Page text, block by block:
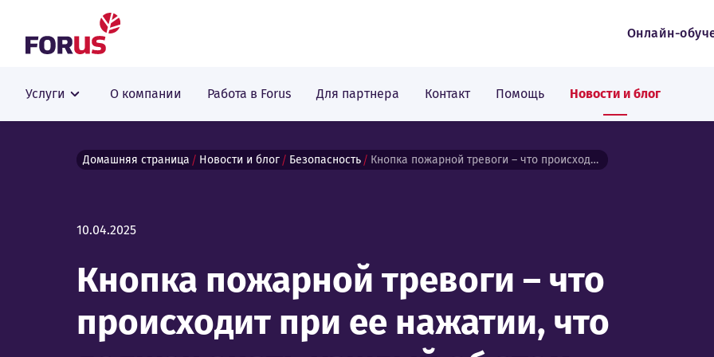
Онлайн-
Услуги О компании Работа в Forus Для партнера Контакт Помощь Новости и блог
Домашняя страница Новости и блог Безопасность Кнопка пожарной тревоги – что происходит при ее нажатии, что должен знать каждый об этом маленьком и важном устройстве?
10.04.2025
Кнопка пожарной тревоги – что
происходит при ее нажатии, что